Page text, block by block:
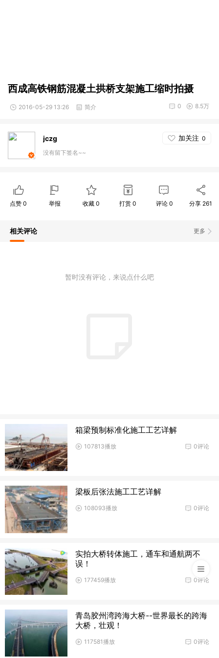
西成高铁钢筋混凝土拱桥支架施工缩时拍摄
2016-05-29 13:26 简介 8.5万
0
jczg 加关注 0
没有留下签名~~
点赞 0 举报 收藏0 打赏 0 评论 0 分享 261
更多
相关评论
暂时没有评论，来说点什么吧
箱梁预制标准化施工工艺详解
0评论
107813播放
梁板后张法施工工艺详解
0评论
108093播放
实拍大桥转体施工，通车和通航两不
误！
0评论
177459播放
青岛胶州湾跨海大桥--世界最长的跨海
大桥，壮观！
0评论
117581播放